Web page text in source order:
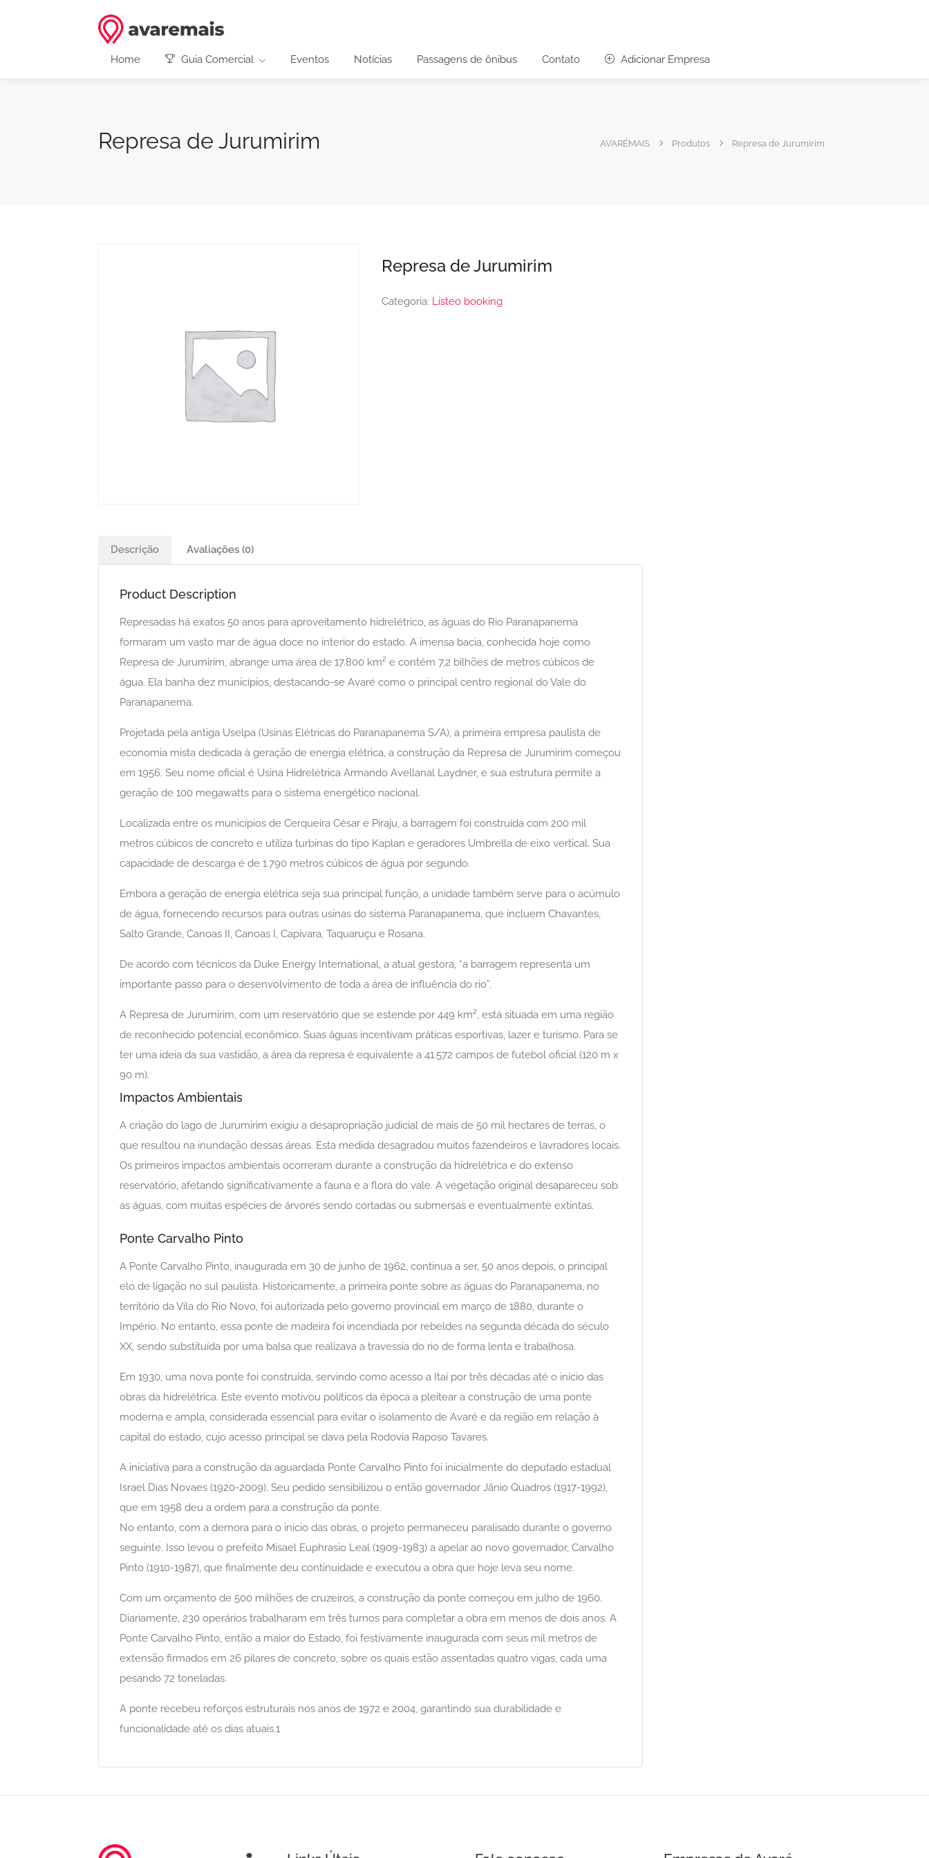
Home Guia Comercial Eventos Notícias Passagens de ônibus Contato Adicionar Empresa
Represa de Jurumirim AVARÉMAIS Produtos Represa de Jurumirim
Represa de Jurumirim
Categoria: Listeo booking
Descrição Avaliações (0)
Product Description
Represadas há exatos 50 anos para aproveitamento hidrelétrico, as águas do Rio Paranapanema
formaram um vasto mar de água doce no interior do estado. A imensa bacia, conhecida hoje como
Represa de Jurumirim, abrange uma área de 17.800 km² e contém 7,2 bilhões de metros cúbicos de
água. Ela banha dez municípios, destacando-se Avaré como o principal centro regional do Vale do
Paranapanema.
Projetada pela antiga Uselpa (Usinas Elétricas do Paranapanema S/A), a primeira empresa paulista de
economia mista dedicada à geração de energia elétrica, a construção da Represa de Jurumirim começou
em 1956. Seu nome oficial é Usina Hidrelétrica Armando Avellanal Laydner, e sua estrutura permite a
geração de 100 megawatts para o sistema energético nacional.
Localizada entre os municípios de Cerqueira César e Piraju, a barragem foi construída com 200 mil
metros cúbicos de concreto e utiliza turbinas do tipo Kaplan e geradores Umbrella de eixo vertical. Sua
capacidade de descarga é de 1.790 metros cúbicos de água por segundo.
Embora a geração de energia elétrica seja sua principal função, a unidade também serve para o acúmulo
de água, fornecendo recursos para outras usinas do sistema Paranapanema, que incluem Chavantes,
Salto Grande, Canoas II, Canoas I, Capivara, Taquaruçu e Rosana.
De acordo com técnicos da Duke Energy International, a atual gestora, “a barragem representa um
importante passo para o desenvolvimento de toda a área de influência do rio”.
A Represa de Jurumirim, com um reservatório que se estende por 449 km², está situada em uma região
de reconhecido potencial econômico. Suas águas incentivam práticas esportivas, lazer e turismo. Para se
ter uma ideia da sua vastidão, a área da represa é equivalente a 41.572 campos de futebol oficial (120 m x
90 m).
Impactos Ambientais
A criação do lago de Jurumirim exigiu a desapropriação judicial de mais de 50 mil hectares de terras, o
que resultou na inundação dessas áreas. Esta medida desagradou muitos fazendeiros e lavradores locais.
Os primeiros impactos ambientais ocorreram durante a construção da hidrelétrica e do extenso
reservatório, afetando significativamente a fauna e a flora do vale. A vegetação original desapareceu sob
as águas, com muitas espécies de árvores sendo cortadas ou submersas e eventualmente extintas.
Ponte Carvalho Pinto
A Ponte Carvalho Pinto, inaugurada em 30 de junho de 1962, continua a ser, 50 anos depois, o principal
elo de ligação no sul paulista. Historicamente, a primeira ponte sobre as águas do Paranapanema, no
território da Vila do Rio Novo, foi autorizada pelo governo provincial em março de 1880, durante o
Império. No entanto, essa ponte de madeira foi incendiada por rebeldes na segunda década do século
XX, sendo substituída por uma balsa que realizava a travessia do rio de forma lenta e trabalhosa.
Em 1930, uma nova ponte foi construída, servindo como acesso a Itaí por três décadas até o início das
obras da hidrelétrica. Este evento motivou políticos da época a pleitear a construção de uma ponte
moderna e ampla, considerada essencial para evitar o isolamento de Avaré e da região em relação à
capital do estado, cujo acesso principal se dava pela Rodovia Raposo Tavares.
A iniciativa para a construção da aguardada Ponte Carvalho Pinto foi inicialmente do deputado estadual
Israel Dias Novaes (1920-2009). Seu pedido sensibilizou o então governador Jânio Quadros (1917-1992),
que em 1958 deu a ordem para a construção da ponte.
No entanto, com a demora para o início das obras, o projeto permaneceu paralisado durante o governo
seguinte. Isso levou o prefeito Misael Euphrasio Leal (1909-1983) a apelar ao novo governador, Carvalho
Pinto (1910-1987), que finalmente deu continuidade e executou a obra que hoje leva seu nome.
Com um orçamento de 500 milhões de cruzeiros, a construção da ponte começou em julho de 1960.
Diariamente, 230 operários trabalharam em três turnos para completar a obra em menos de dois anos. A
Ponte Carvalho Pinto, então a maior do Estado, foi festivamente inaugurada com seus mil metros de
extensão firmados em 26 pilares de concreto, sobre os quais estão assentadas quatro vigas, cada uma
pesando 72 toneladas.
A ponte recebeu reforços estruturais nos anos de 1972 e 2004, garantindo sua durabilidade e
funcionalidade até os dias atuais.1